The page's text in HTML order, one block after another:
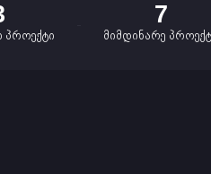
7
მიმდინარე